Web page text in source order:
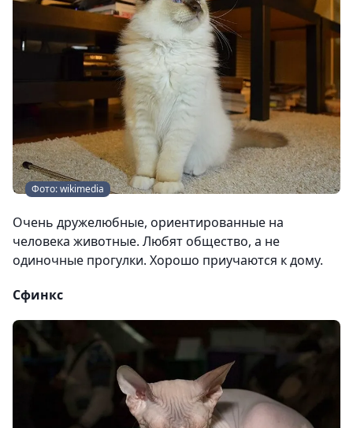
Фото: wikimedia
Очень дружелюбные, ориентированные на
человека животные. Любят общество, а не
одиночные прогулки. Хорошо приучаются к дому.
Сфинкс